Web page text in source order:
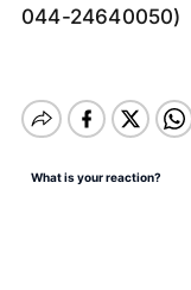
044-24640050)